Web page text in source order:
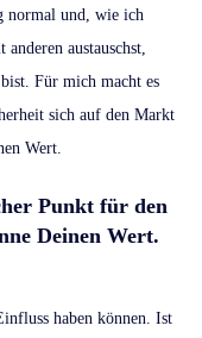
normal und, wie ich
austauschst,
Für mich macht es
sich auf den Markt
Wert.
Punkt für den
Deinen Wert.
haben können. Ist